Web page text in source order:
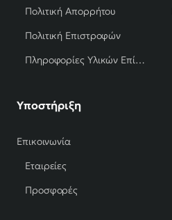
Πολιτική Απορρήτου
Πολιτική Επιστροφών
Πληροφορίες Υλικών Επίπλων
Υποστήριξη
Επικοινωνία
Εταιρείες
Προσφορές